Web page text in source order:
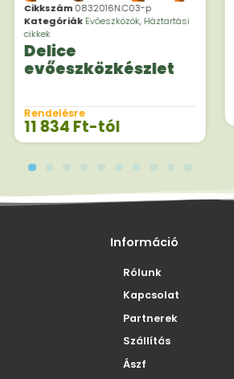
Cikkszám0832016N.C03-p
KategóriákEvőeszközök,Háztartási
cikkek
Delice
evőeszközkészlet
Rendelésre
11 834Ft-tól
Információ
Rólunk
Kapcsolat
Partnerek
Szállítás
Ászf